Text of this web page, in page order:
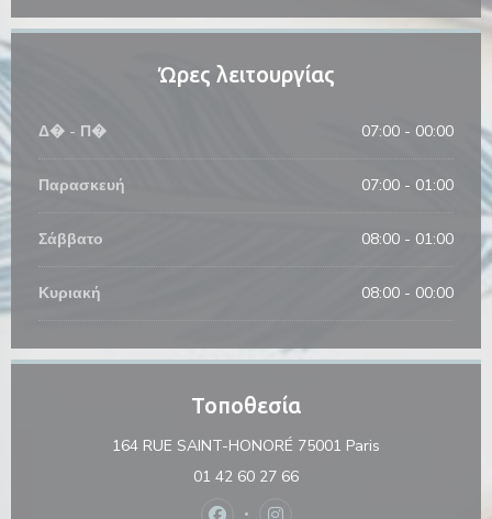
Ώρες λειτουργίας
Δ� - Π� 07:00 - 00:00
Παρασκευή 07:00 - 01:00
Σάββατο 08:00 - 01:00
Κυριακή 08:00 - 00:00
Τοποθεσία
164 RUE SAINT-HONORÉ 75001 Paris
01 42 60 27 66